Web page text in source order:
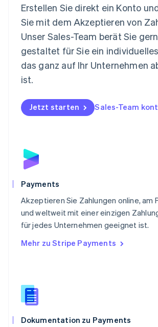
Erstellen Sie direkt ein Konto
Sie mit dem Akzeptieren von
Unser Sales-Team berät Sie
gestaltet für Sie ein
das ganz auf Ihr Unternehmen
ist.
Jetzt starten Sales-Team
Payments
Akzeptieren Sie Zahlungen online, am
und weltweit mit einer einzigen
für jedes Unternehmen geeignet ist.
Mehr zu Stripe Payments
Dokumentation zu Payments
Español English
Neuseeland
English
Niederlande
Norwegen
English
Polen
English
Portugal
Schweden
Deutsch
Singapur
English 简体中文
Slowakei
English
Slowenien
English
Spanien
Español
Thailand